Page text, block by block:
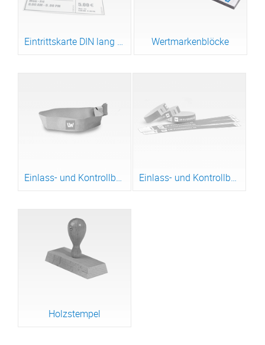
Eintrittskarte DIN lang 4/4-farbig Wertmarkenblöcke
Einlass- und Kontrollbänder Stoff Einlass- und Kontrollband Tyvek®
Holzstempel